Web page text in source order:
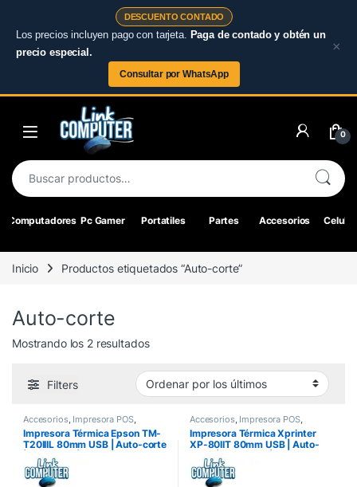
DESCUENTO CONTADO
Los precios incluyen pago con tarjeta. Paga de contado y obtén un
precio especial.
Consultar por WhatsApp
×
Skip to navigation
0
Buscar por:
Computadores Pc Gamer Portatiles Partes Accesorios
Inicio Productos etiquetados “Auto-corte”
Auto-corte
Mostrando los 2 resultadosOrdenado por los últimos
Filters
Accesorios Impresora POS,
Impresoras,Punto POS-2
Impresora Térmica Epson TM-
T20IIIL 80mm USB | Auto-corte
| 250mm/s | Compatible POS y
Facturación Electrónica DIAN |
Garantía Oficial — Link
Accesorios Impresora POS,
Impresoras,Punto POS-2
Impresora Térmica Xprinter
XP-80IIT 80mm USB | Auto-
corte | 250mm/s | Compatible
POS, Restaurantes y
Comercios | Garantía 12 Meses